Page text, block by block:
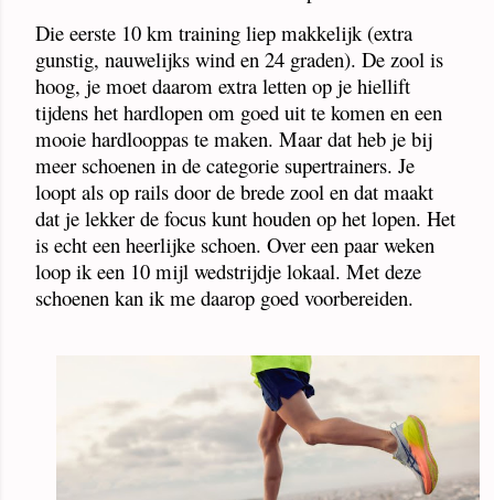
Die eerste 10 km training liep makkelijk (extra
gunstig, nauwelijks wind en 24 graden). De zool is
hoog, je moet daarom extra letten op je hiellift
tijdens het hardlopen om goed uit te komen en een
mooie hardlooppas te maken. Maar dat heb je bij
meer schoenen in de categorie supertrainers. Je
loopt als op rails door de brede zool en dat maakt
dat je lekker de focus kunt houden op het lopen. Het
is echt een heerlijke schoen. Over een paar weken
loop ik een 10 mijl wedstrijdje lokaal. Met deze
schoenen kan ik me daarop goed voorbereiden.